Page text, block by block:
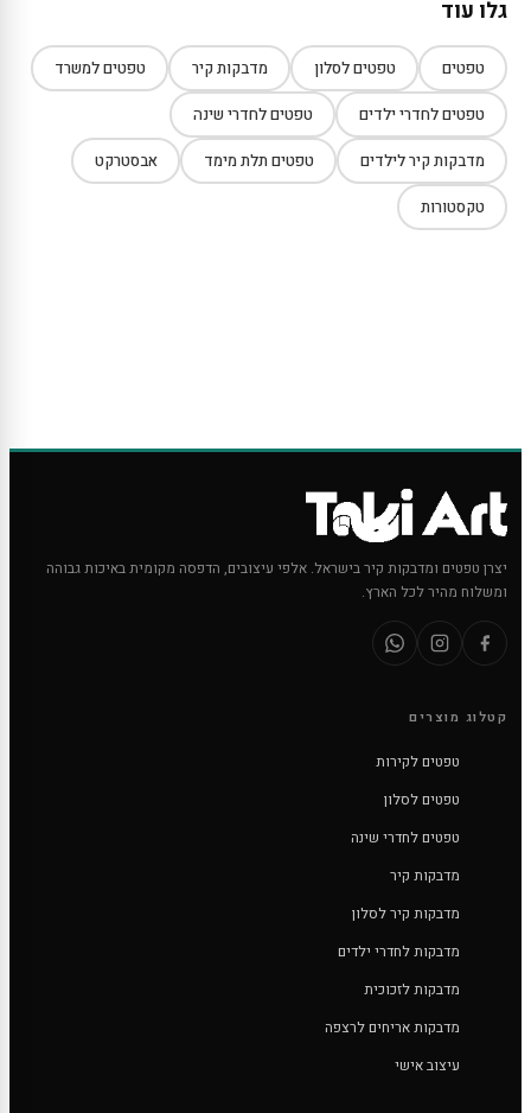
גלו עוד
טפטים טפטים לסלון מדבקות קיר טפטים למשרד
טפטים לחדרי ילדים טפטים לחדרי שינה
מדבקות קיר לילדים טפטים תלת מימד אבסטרקט
טקסטורות
יצרן טפטים ומדבקות קיר בישראל. אלפי עיצובים, הדפסה מקומית באיכות גבוהה
ומשלוח מהיר לכל הארץ.
קטלוג מוצרים
טפטים לקירות
טפטים לסלון
טפטים לחדרי שינה
מדבקות קיר
מדבקות קיר לסלון
מדבקות לחדרי ילדים
מדבקות לזכוכית
מדבקות אריחים לרצפה
עיצוב אישי